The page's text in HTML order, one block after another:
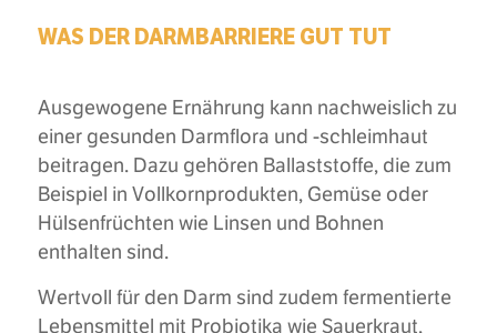
WAS DER DARMBARRIERE GUT TUT
Ausgewogene Ernährung kann nachweislich zu
einer gesunden Darmflora und -schleimhaut
beitragen. Dazu gehören Ballaststoffe, die zum
Beispiel in Vollkornprodukten, Gemüse oder
Hülsenfrüchten wie Linsen und Bohnen
enthalten sind.
Wertvoll für den Darm sind zudem fermentierte
Lebensmittel mit Probiotika wie Sauerkraut,